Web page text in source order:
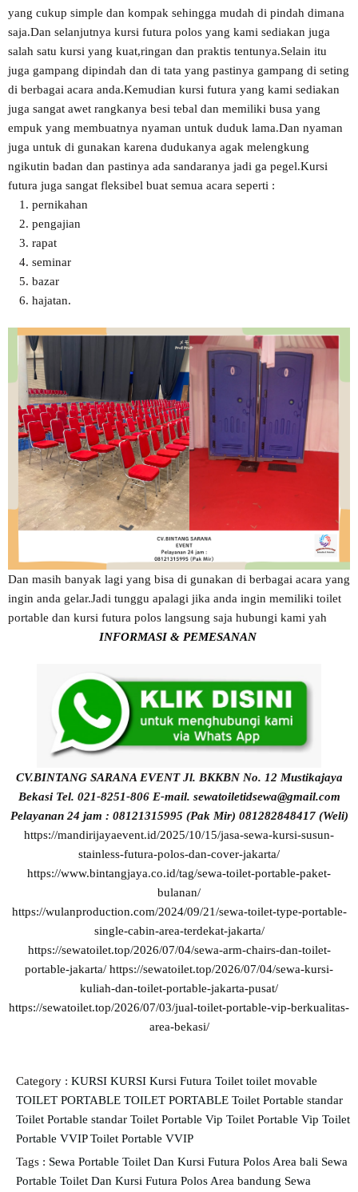
yang cukup simple dan kompak sehingga mudah di pindah dimana
saja.Dan selanjutnya kursi futura polos yang kami sediakan juga
salah satu kursi yang kuat,ringan dan praktis tentunya.Selain itu
juga gampang dipindah dan di tata yang pastinya gampang di seting
di berbagai acara anda.Kemudian kursi futura yang kami sediakan
juga sangat awet rangkanya besi tebal dan memiliki busa yang
empuk yang membuatnya nyaman untuk duduk lama.Dan nyaman
juga untuk di gunakan karena dudukanya agak melengkung
ngikutin badan dan pastinya ada sandaranya jadi ga pegel.Kursi
futura juga sangat fleksibel buat semua acara seperti :
pernikahan
pengajian
rapat
seminar
bazar
hajatan.
Dan masih banyak lagi yang bisa di gunakan di berbagai acara yang
ingin anda gelar.Jadi tunggu apalagi jika anda ingin memiliki toilet
portable dan kursi futura polos langsung saja hubungi kami yah
INFORMASI & PEMESANAN
CV.BINTANG SARANA EVENT Jl. BKKBN No. 12 Mustikajaya
Bekasi Tel. 021-8251-806 E-mail. sewatoiletidsewa@gmail.com
Pelayanan 24 jam : 08121315995 (Pak Mir) 081282848417 (Weli)
https://mandirijayaevent.id/2025/10/15/jasa-sewa-kursi-susun-
stainless-futura-polos-dan-cover-jakarta/
https://www.bintangjaya.co.id/tag/sewa-toilet-portable-paket-
bulanan/
https://wulanproduction.com/2024/09/21/sewa-toilet-type-portable-
single-cabin-area-terdekat-jakarta/
https://sewatoilet.top/2026/07/04/sewa-arm-chairs-dan-toilet-
portable-jakarta/ https://sewatoilet.top/2026/07/04/sewa-kursi-
kuliah-dan-toilet-portable-jakarta-pusat/
https://sewatoilet.top/2026/07/03/jual-toilet-portable-vip-berkualitas-
area-bekasi/
Category : KURSI KURSI Kursi Futura Toilet toilet movable
TOILET PORTABLE TOILET PORTABLE Toilet Portable standar
Toilet Portable standar Toilet Portable Vip Toilet Portable Vip Toilet
Portable VVIPToilet Portable VVIP
Tags : Sewa Portable Toilet Dan Kursi Futura Polos Area bali Sewa
Portable Toilet Dan Kursi Futura Polos Area bandung Sewa